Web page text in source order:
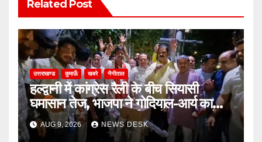
Related Post
उत्तराखण्ड कुमाऊँ खबरे नैनीताल
हल्द्वानी में कांग्रेस रैली के बीच सियासी
घमासान तेज, भाजपा ने गोदियाल-आर्य का
पुतला फूंका; SSP कार्यालय में अभद्रता के
आरोपों पर कार्रवाई की मांग
AUG 9, 2026 NEWS DESK